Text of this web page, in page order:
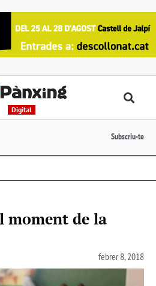
Digital
Subscriu-te
moment de la
febrer 8, 2018